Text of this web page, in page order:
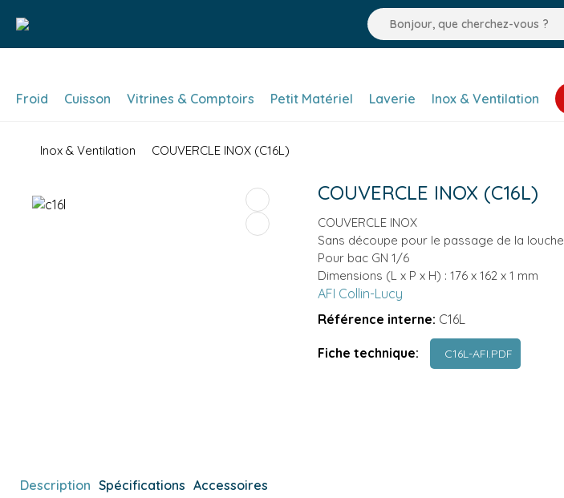
Froid Cuisson Vitrines & Comptoirs Petit Matériel Laverie Inox & Ventilation
Inox & Ventilation COUVERCLE INOX (C16L)
COUVERCLE INOX (C16L)
COUVERCLE INOX
Sans découpe pour le passage de la louche
Pour bac GN 1/6
Dimensions (L x P x H) : 176 x 162 x 1 mm
AFI Collin-Lucy
Référence interne: C16L
Fiche technique: C16L-AFI.PDF
Description Spécifications Accessoires